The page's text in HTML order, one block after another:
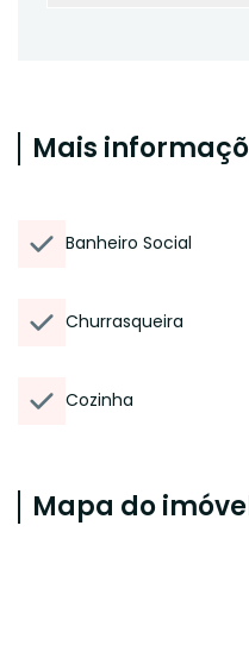
Mais
Banheiro Social
Churrasqueira
Cozinha
Mapa do